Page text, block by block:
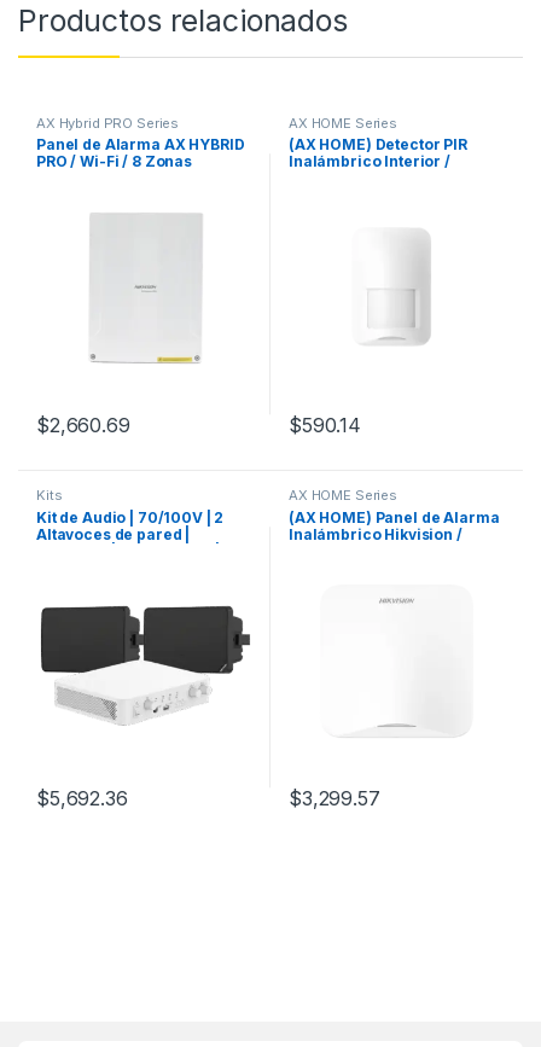
Productos relacionados
AX Hybrid PRO Series
Panel de Alarma AX HYBRID
PRO / Wi-Fi / 8 Zonas
Inalámbricas o Cableadas
$2,660.69
AX HOME Series
(AX HOME) Detector PIR
Inalámbrico Interior /
$590.14
Kits
Kit de Audio | 70/100V | 2
Altavoces de pared |
$5,692.36
AX HOME Series
(AX HOME) Panel de Alarma
Inalámbrico Hikvision /
Notificaciones Hik-
$3,299.57